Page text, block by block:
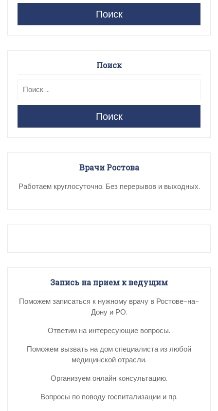
Поиск
Поиск
Поиск
Врачи Ростова
Работаем круглосуточно. Без перерывов и выходных.
Запись на прием к ведущим
Поможем записаться к нужному врачу в Ростове-на-
Дону и РО.
Ответим на интересующие вопросы.
Поможем вызвать на дом специалиста из любой
медицинской отрасли.
Организуем онлайн консультацию.
Вопросы по поводу госпитализации и пр.